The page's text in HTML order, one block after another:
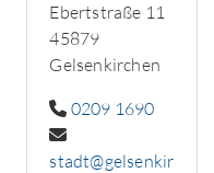
Ebertstraße 11
45879
Gelsenkirchen
0209 1690
stadt@gelsenkir